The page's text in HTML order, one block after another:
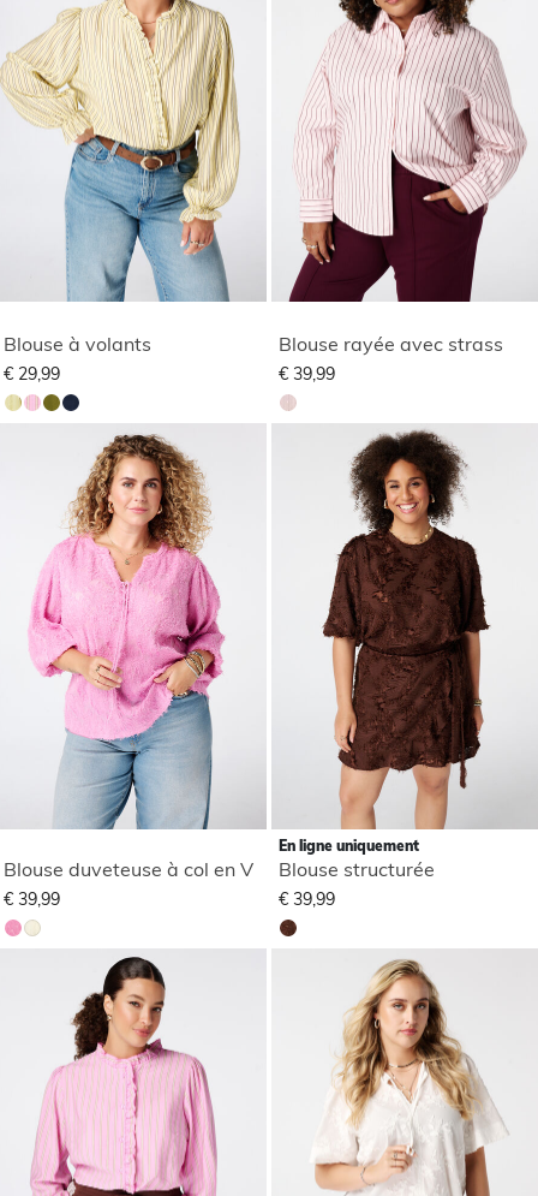
Blouse à volants
€ 29,99
Blouse rayée avec strass
€ 39,99
Blouse duveteuse à col en V
€ 39,99
En ligne uniquement
Blouse structurée
€ 39,99